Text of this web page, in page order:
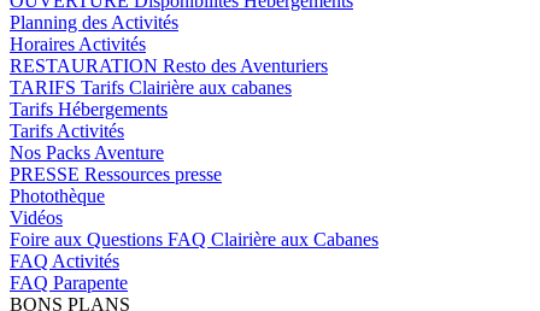
Planning des Activités
Horaires Activités
RESTAURATION Resto des Aventuriers
TARIFS Tarifs Clairière aux cabanes
Tarifs Hébergements
Tarifs Activités
Nos Packs Aventure
PRESSE Ressources presse
Photothèque
Vidéos
Foire aux Questions FAQ Clairière aux Cabanes
FAQ Activités
FAQ Parapente
BONS PLANS